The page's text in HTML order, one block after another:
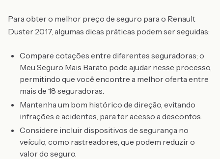
Para obter o melhor preço de seguro para o Renault
Duster 2017, algumas dicas práticas podem ser seguidas:
Compare cotações entre diferentes seguradoras; o
Meu Seguro Mais Barato pode ajudar nesse processo,
permitindo que você encontre a melhor oferta entre
mais de 18 seguradoras.
Mantenha um bom histórico de direção, evitando
infrações e acidentes, para ter acesso a descontos.
Considere incluir dispositivos de segurança no
veículo, como rastreadores, que podem reduzir o
valor do seguro.